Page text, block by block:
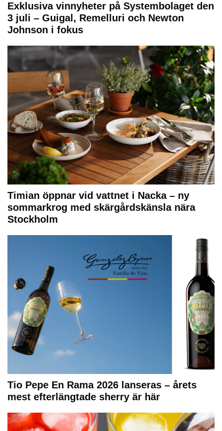
Exklusiva vinnyheter på Systembolaget den
3 juli – Guigal, Remelluri och Newton
Johnson i fokus
Timian öppnar vid vattnet i Nacka – ny
sommarkrog med skärgårdskänsla nära
Stockholm
Tio Pepe En Rama 2026 lanseras – årets
mest efterlängtade sherry är här